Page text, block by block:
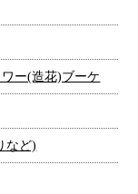
ー(造花)ブーケ
など)